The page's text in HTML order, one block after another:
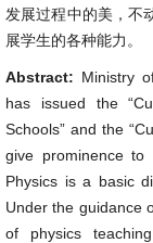
发展过程中的美，不
展学生的各种能力。
Abstract: Ministry
has issued the
Schools” and the
give prominence to
Physics is a basic
Under the guidance
of physics